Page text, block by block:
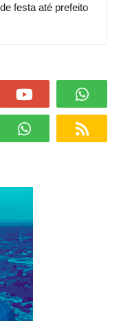
festa até prefeito